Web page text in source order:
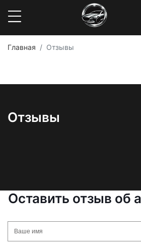
Главная Отзывы
Отзывы
Оставить отзыв об